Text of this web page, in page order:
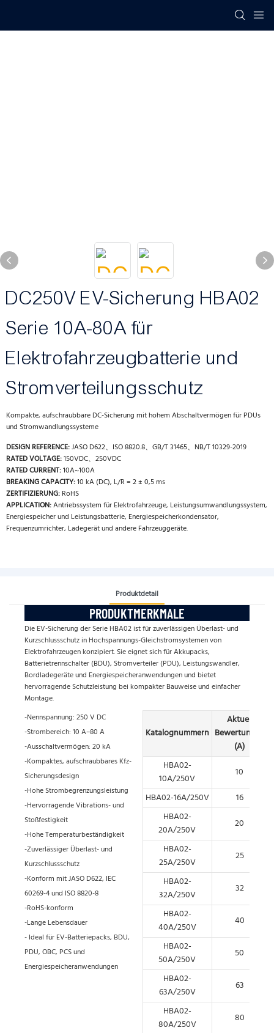
DC250V EV-Sicherung HBA02
Serie 10A-80A für
Elektrofahrzeugbatterie und
Stromverteilungsschutz
Kompakte, aufschraubbare DC-Sicherung mit hohem Abschaltvermögen für PDUs
und Stromwandlungssysteme
DESIGN REFERENCE:JASO D622、ISO 8820.8、GB/T 31465、NB/T 10329-2019
RATED VOLTAGE:150VDC、250VDC
RATED CURRENT:10A~100A
BREAKING CAPACITY:10 kA (DC), L/R = 2 ± 0,5 ms
ZERTIFIZIERUNG: RoHS
APPLICATION:Antriebssystem für Elektrofahrzeuge, Leistungsumwandlungssystem,
Energiespeicher und Leistungsbatterie, Energiespeicherkondensator,
Frequenzumrichter, Ladegerät und andere Fahrzeuggeräte.
Produktdetail
PRODUKTMERKMALE
Die EV-Sicherung der Serie HBA02 ist für zuverlässigen Überlast- und
Kurzschlussschutz in Hochspannungs-Gleichstromsystemen von
Elektrofahrzeugen konzipiert. Sie eignet sich für Akkupacks,
Batterietrennschalter (BDU), Stromverteiler (PDU), Leistungswandler,
Bordladegeräte und Energiespeicheranwendungen und bietet
hervorragende Schutzleistung bei kompakter Bauweise und einfacher
Montage.
-Nennspannung: 250 V DC
-Strombereich: 10 A–80 A
-Ausschaltvermögen: 20 kA
-Kompaktes, aufschraubbares Kfz-
Sicherungsdesign
-Hohe Strombegrenzungsleistung
-Hervorragende Vibrations- und
Stoßfestigkeit
-Hohe Temperaturbeständigkeit
-Zuverlässiger Überlast- und
Kurzschlussschutz
-Konform mit JASO D622, IEC
60269-4 und ISO 8820-8
-RoHS-konform
-Lange Lebensdauer
- Ideal für EV-Batteriepacks, BDU,
PDU, OBC, PCS und
Energiespeicheranwendungen
Katalognummern
Aktuell
Bewertungen
(A)
HBA02-
10A/250V
10
HBA02-16A/250V
16
HBA02-
20A/250V
20
HBA02-
25A/250V
25
HBA02-
32A/250V
32
HBA02-
40A/250V
40
HBA02-
50A/250V
50
HBA02-
63A/250V
63
HBA02-
80A/250V
80